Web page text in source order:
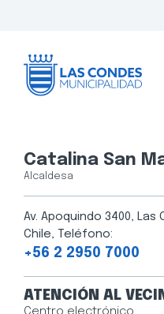
Catalina San
Alcaldesa
Av. Apoquindo 3400,
Chile, Teléfono:
+56 2 2950 7000
ATENCIÓN AL